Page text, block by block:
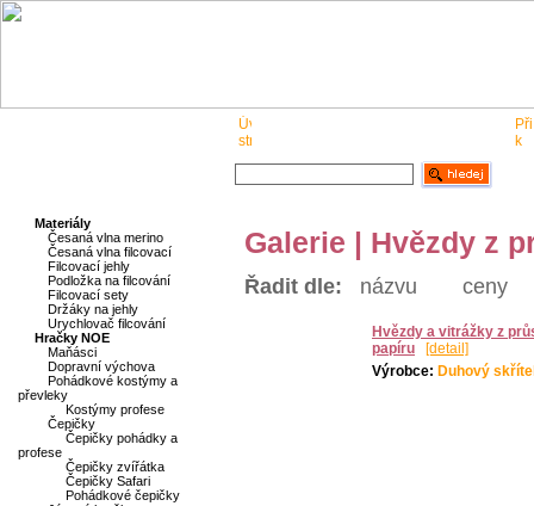
Materiály
Česaná vlna merino
Česaná vlna filcovací
Filcovací jehly
Podložka na filcování
Filcovací sety
Držáky na jehly
Urychlovač filcování
Hračky NOE
Maňásci
Dopravní výchova
Pohádkové kostýmy a
převleky
Kostýmy profese
Čepičky
Čepičky pohádky a
profese
Čepičky zvířátka
Čepičky Safari
Pohádkové čepičky
Galerie | Hvězdy z
Řadit dle: názvu ceny
Hvězdy a vitrážky z
papíru
[detail]
Výrobce: Duhový